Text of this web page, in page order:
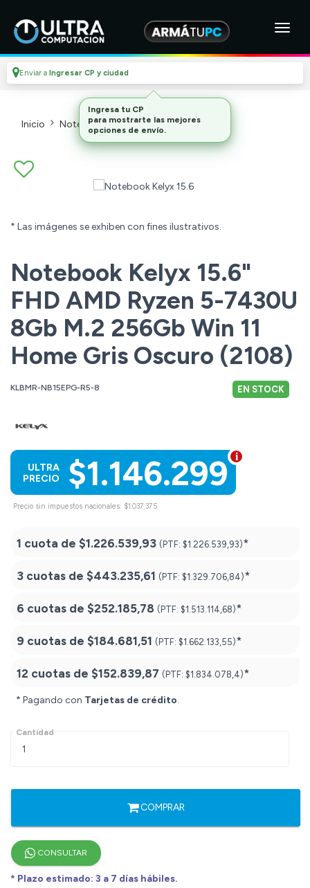
Enviar a Ingresar CP y ciudad
Inicio Notebooks Y Tablets Notebooks
* Las imágenes se exhiben con fines ilustrativos.
Notebook Kelyx 15.6"
FHD AMD Ryzen 5-7430U
8Gb M.2 256Gb Win 11
Home Gris Oscuro (2108)
KLBMR-NB15EPG-R5-8 EN STOCK
$1.146.299
ULTRA
PRECIO
Precio sin impuestos nacionales: $1.037.375
1 cuota de $1.226.539,93 (PTF: $1.226.539,93)*
3 cuotas de $443.235,61 (PTF: $1.329.706,84)*
6 cuotas de $252.185,78 (PTF: $1.513.114,68)*
9 cuotas de $184.681,51 (PTF: $1.662.133,55)*
12 cuotas de $152.839,87 (PTF: $1.834.078,4)*
* Pagando con Tarjetas de crédito.
Cantidad
COMPRAR
CONSULTAR
* Plazo estimado: 3 a 7 días hábiles.
Ingresa tu CP
para mostrarte las mejores
opciones de envío.